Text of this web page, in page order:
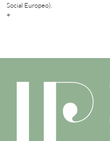
Social Europeo).
+